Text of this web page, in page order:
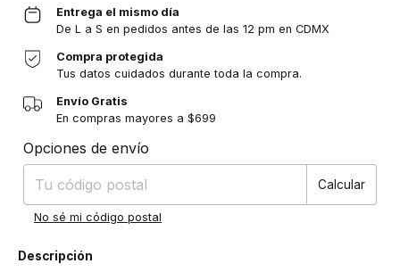
Entrega el mismo día
De L a S en pedidos antes de las 12 pm en CDMX
Compra protegida
Tus datos cuidados durante toda la compra.
Envío Gratis
En compras mayores a $699
Entregas para el CP:
Opciones de envío
Calcular
No sé mi código postal
Descripción